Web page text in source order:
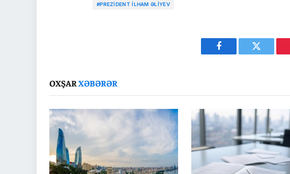
#PREZIDENT İLHAM ƏLIYEV
Facebook Twitter
OXŞARXƏBƏRƏR